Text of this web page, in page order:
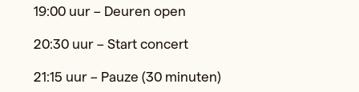
19:00 uur – Deuren open
20:30 uur – Start concert
21:15 uur – Pauze (30 minuten)